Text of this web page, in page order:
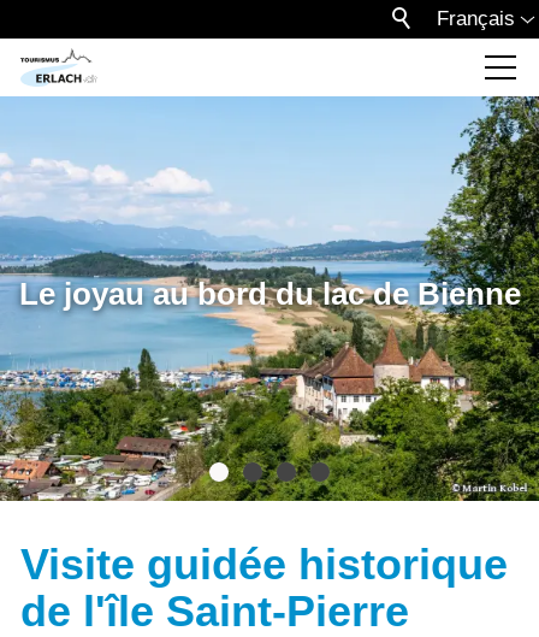
Français
Le joyau au bord du lac de Bienne
Visite guidée historique
de l'île Saint-Pierre